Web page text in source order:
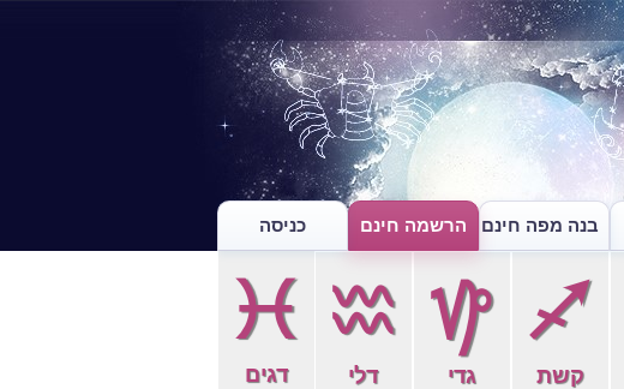
בנה מפה חינם הרשמה חינם כניסה
l
קשת
z
גדי
x
דלי
c
דגים